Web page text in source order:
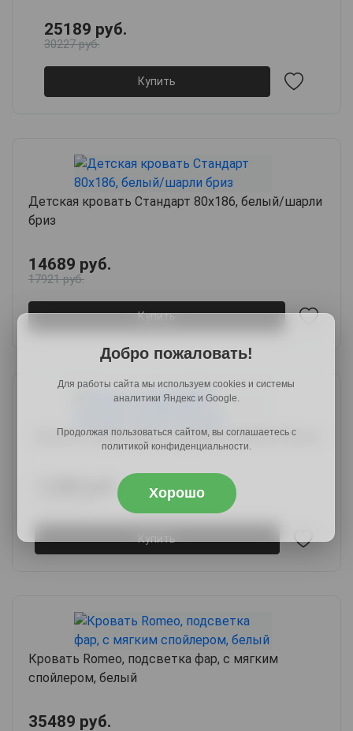
25189 руб.
30227 руб.
Купить
Детская кровать Стандарт 80х186, белый/шарли
бриз
14689 руб.
17921 руб.
Купить
Кровать София NEW с ящиками 120х200, белый
Купить
Кровать Romeo, подсветка фар, с мягким
спойлером, белый
35489 руб.
Добро пожаловать!
Для работы сайта мы используем cookies и системы
аналитики Яндекс и Google.
Продолжая пользоваться сайтом, вы соглашаетесь с
политикой конфиденциальности.
Хорошо